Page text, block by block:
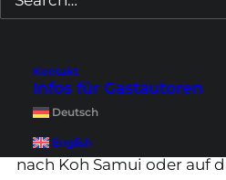
Kontakt
Infos für Gastautoren
Deutsch
English
Nationalpark zu machen,
Koh Samui oder Koh
geht am schnellsten mit
nach Koh Samui oder auf